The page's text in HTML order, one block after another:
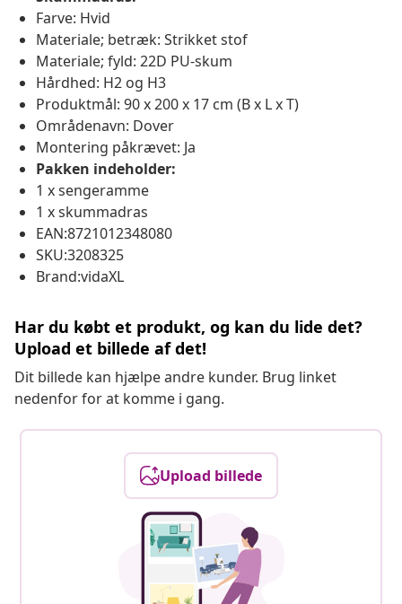
Farve: Hvid
Materiale; betræk: Strikket stof
Materiale; fyld: 22D PU-skum
Hårdhed: H2 og H3
Produktmål: 90 x 200 x 17 cm (B x L x T)
Områdenavn: Dover
Montering påkrævet: Ja
Pakken indeholder:
1 x sengeramme
1 x skummadras
EAN:8721012348080
SKU:3208325
Brand:vidaXL
Har du købt et produkt, og kan du lide det?
Upload et billede af det!
Dit billede kan hjælpe andre kunder. Brug linket
nedenfor for at komme i gang.
Upload billede